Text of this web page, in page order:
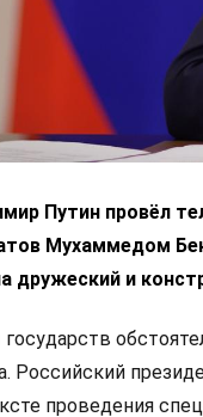
Путин провёл
Мухаммедом
дружеский и
государств
Российский
проведения